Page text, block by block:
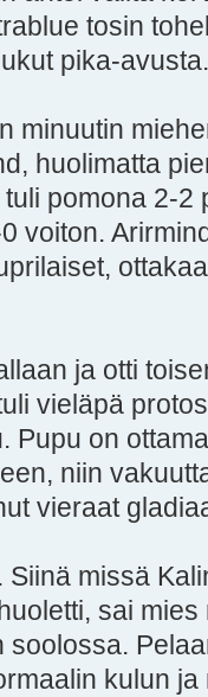
tosin
pika-
minuutin
huolimatta
pomona 2-2
voiton.
ja otti
vieläpä
Pupu on
niin
vieraat
Siinä missä
sai
kulun